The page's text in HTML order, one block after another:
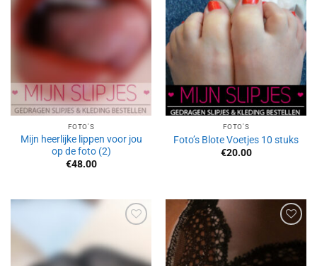
FOTO'S
Mijn heerlijke lippen voor jou
op de foto (2)
€48.00
FOTO'S
Foto’s Blote Voetjes 10 stuks
€20.00
verlanglijst
toevoegen
verlanglijst
toevoegen